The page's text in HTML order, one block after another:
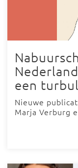
een
Nieuwe
Marja Verburg